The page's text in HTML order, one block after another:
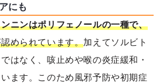
にも
ニンはポリフェノールの一種で、
められています。加えてソルビト
はなく、咳止めや喉の炎症緩和・
ます。このため風邪予防や初期症